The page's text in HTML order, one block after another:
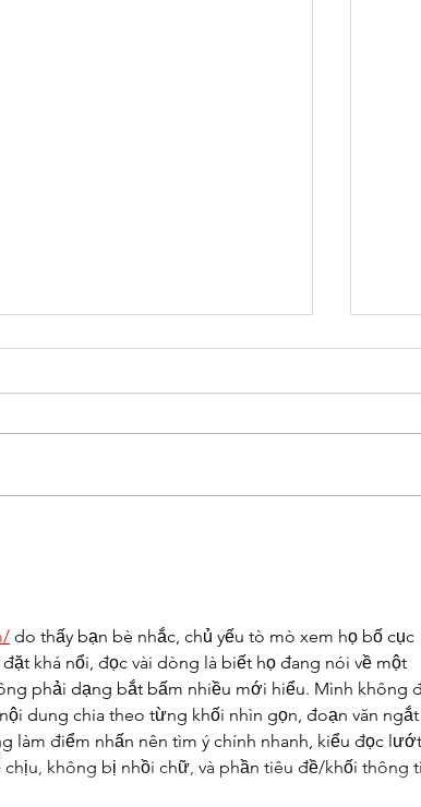
do thấy bạn bè nhắc, chủ yếu tò mò xem họ bố cục
khá nổi, đọc vài dòng là biết họ đang nói về một
phải dạng bắt bấm nhiều mới hiểu. Mình không
dung chia theo từng khối nhìn gọn, đoạn văn ngắt
làm điểm nhấn nên tìm ý chính nhanh, kiểu đọc lướt
không bị nhồi chữ, và phần tiêu đề/khối thông